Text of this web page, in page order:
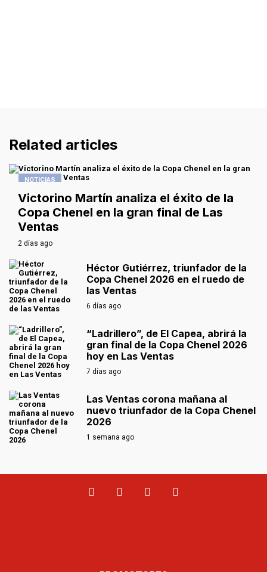
Related articles
NOTICIAS
Victorino Martín analiza el éxito de la
Copa Chenel en la gran final de Las
Ventas
2 días ago
Héctor Gutiérrez, triunfador de la
Copa Chenel 2026 en el ruedo de
las Ventas
6 días ago
“Ladrillero”, de El Capea, abrirá la
gran final de la Copa Chenel 2026
hoy en Las Ventas
7 días ago
Las Ventas corona mañana al
nuevo triunfador de la Copa Chenel
2026
1 semana ago